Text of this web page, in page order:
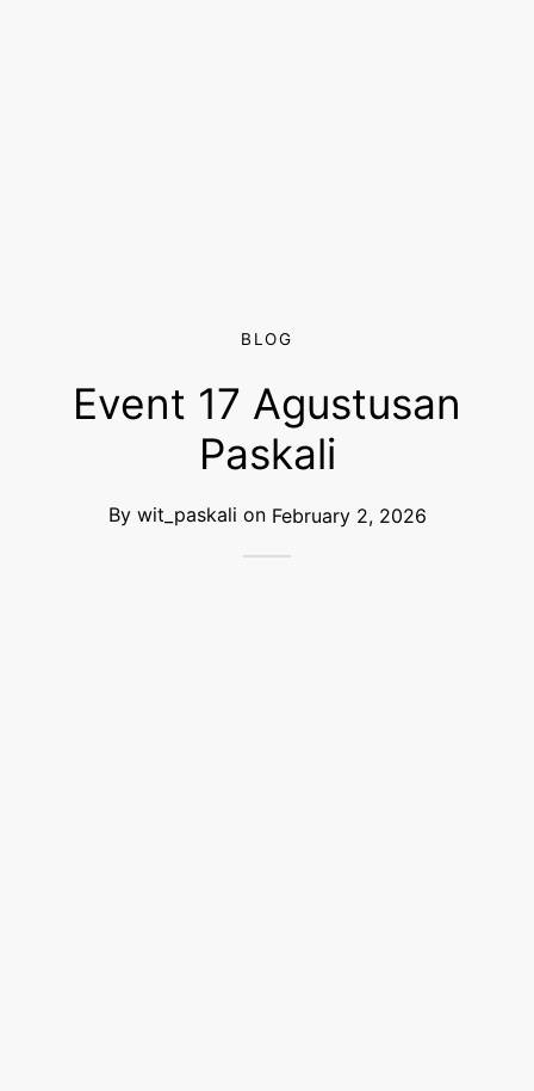
BLOG
Event 17 Agustusan
Paskali
By wit_paskali on February 2, 2026